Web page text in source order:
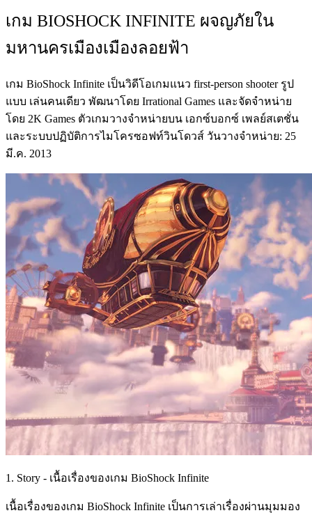
เกม BIOSHOCK INFINITE ผจญภัยใน
มหานครเมืองเมืองลอยฟ้า
เกม BioShock Infinite เป็นวิดีโอเกมแนว first-person shooter รูป
แบบ เล่นคนเดียว พัฒนาโดย Irrational Games และจัดจำหน่าย
โดย 2K Games ตัวเกมวางจำหน่ายบน เอกซ์บอกซ์ เพลย์สเตชั่น
และระบบปฏิบัติการไมโครซอฟท์วินโดวส์ วันวางจำหน่าย: 25
มี.ค. 2013
1. Story - เนื้อเรื่องของเกม BioShock Infinite
เนื้อเรื่องของเกม BioShock Infinite เป็นการเล่าเรื่องผ่านมุมมอง